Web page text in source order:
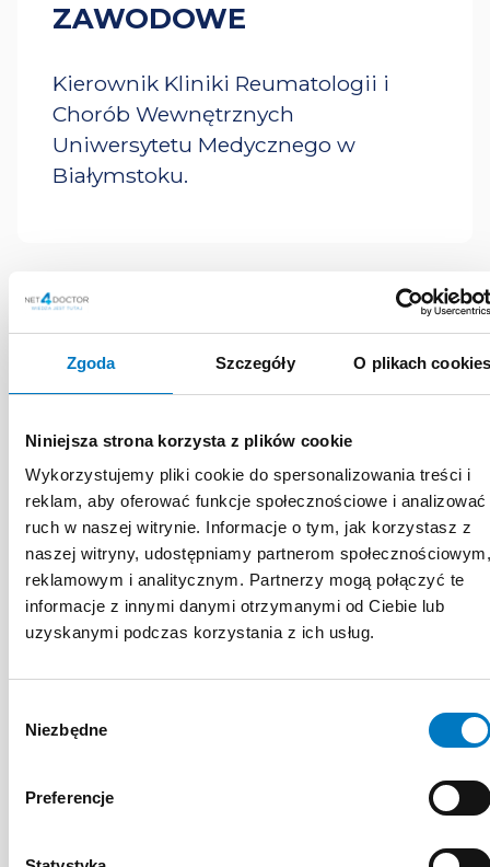
Zgoda Szczegóły O plikach
Niniejsza strona korzysta z plików cookie
Wykorzystujemy pliki cookie do spersonalizowania treści i
reklam, aby oferować funkcje społecznościowe i analizować
ruch w naszej witrynie. Informacje o tym, jak korzystasz z
naszej witryny, udostępniamy partnerom społecznościowym,
reklamowym i analitycznym. Partnerzy mogą połączyć te
informacje z innymi danymi otrzymanymi od Ciebie lub
uzyskanymi podczas korzystania z ich usług.
zgody
Niezbędne
Preferencje
ZAWODOWE
Kierownik Kliniki Reumatologii i
Chorób Wewnętrznych
Uniwersytetu Medycznego w
Białymstoku.
MATERIAŁY
EDUKACYJNE
EKSPERTA